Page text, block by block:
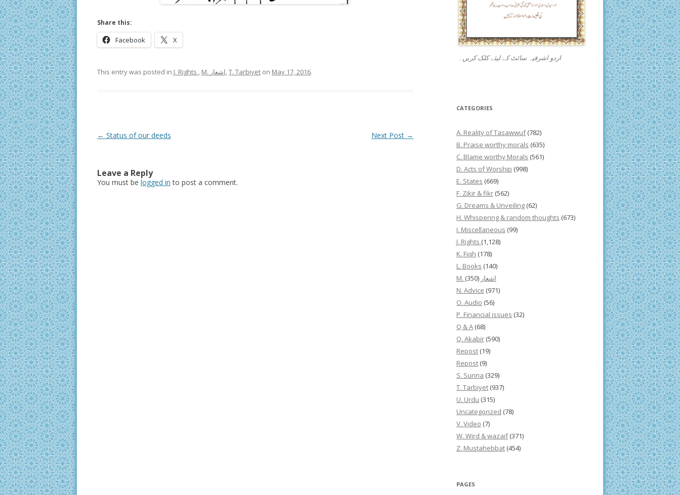
Share this:
Facebook X
This entry was posted in J. Rights , M. اشعار,T. Tarbiyet on May 17, 2016.
Post
← Status of our deeds Next Post →
Leave a Reply
You must be logged in to post a comment.
اردو اشرفیہ سائٹ کے لیئے کلک کریں۔
CATEGORIES
A. Reality of Tasawwuf(782)
B. Praise worthy morals (635)
C. Blame worthy Morals (561)
D. Acts of Worship (998)
E. States (669)
F. Zikir & fikr (562)
G. Dreams & Unveiling (62)
H. Whispering & random thoughts (673)
I. Miscellaneous (99)
J. Rights (1,128)
K. Fiqh (178)
L. Books (140)
M. اشعار (350)
N. Advice (971)
O. Audio (56)
P. Financial issues (32)
Q & A (68)
Q. Akabir (590)
Repost (19)
Repost (9)
S. Sunna (329)
T. Tarbiyet (937)
U. Urdu (315)
Uncategorized (78)
V. Video (7)
W. Wird & wazaif(371)
Z. Mustahebbat (454)
PAGES